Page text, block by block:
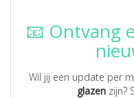
📧 Ontvang
Wil jij een update per
glazenzijn?